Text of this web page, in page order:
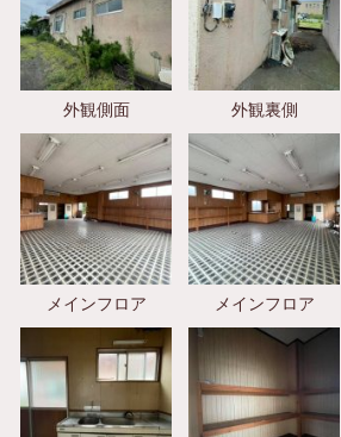
外観側面 外観裏側
メインフロア メインフロア